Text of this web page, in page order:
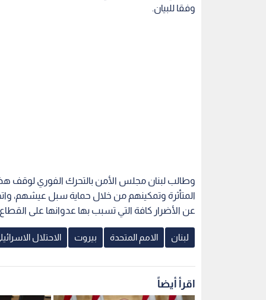
وفقا للبيان.
وطالب لبنان مجلس الأمن بالتحرك الفوري لوقف
المتأثرة وتمكينهم من خلال حماية سبل عيشهم،
عن الأضرار كافة التي تسبب بها عدوانها على
لبنان الامم المتحدة بيروت الاحتلال
اقرأ أيضاً